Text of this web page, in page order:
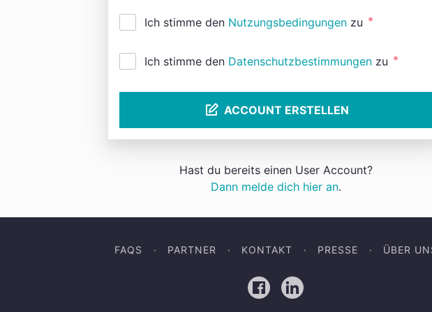
Ich stimme den Nutzungsbedingungen zu *
Ich stimme den Datenschutzbestimmungen zu *
ACCOUNT ERSTELLEN
Hast du bereits einen User Account?
Dann melde dich hier an.
FAQS PARTNER KONTAKT PRESSE ÜBER
FacebookLinkedIn